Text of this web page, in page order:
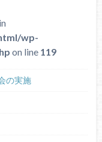
wp-
on line 119
の実施